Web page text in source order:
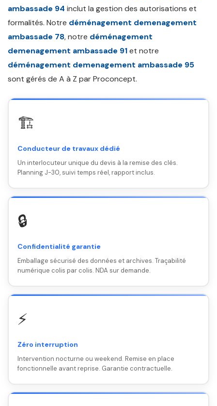
ambassade 94 inclut la gestion des autorisations et
formalités. Notre déménagement demenagement
ambassade 78, notre déménagement
demenagement ambassade 91et notre
déménagement demenagement ambassade 95
sont gérés de A à Z par Proconcept.
🏗️
Conducteur de travaux dédié
Un interlocuteur unique du devis à la remise des clés.
Planning J-30, suivi temps réel, rapport inclus.
🔒
Confidentialité garantie
Emballage sécurisé des données et archives. Traçabilité
numérique colis par colis. NDA sur demande.
⚡
Zéro interruption
Intervention nocturne ou weekend. Remise en place
fonctionnelle avant reprise. Garantie contractuelle.